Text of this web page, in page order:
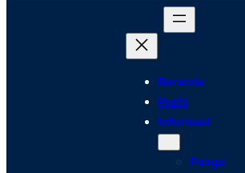
Beranda
Profil
Informasi
Pengu